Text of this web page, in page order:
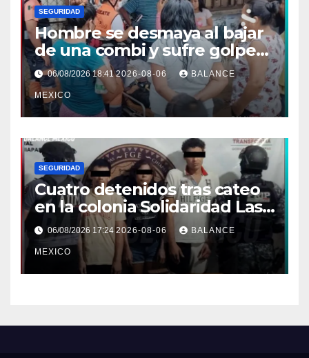
SEGURIDAD
Hombre se desmaya al bajar
de una combi y sufre golpe
en la cabeza en Tapachula
06/08/2026 18:412026-08-06 BALANCE
MEXICO
SEGURIDAD
Cuatro detenidos tras cateo
en la colonia Solidaridad Las
Vegas de Tapachula
06/08/2026 17:242026-08-06 BALANCE
MEXICO